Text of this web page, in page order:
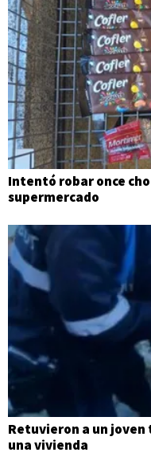
Intentó robar once
supermercado
Retuvieron a un
una vivienda